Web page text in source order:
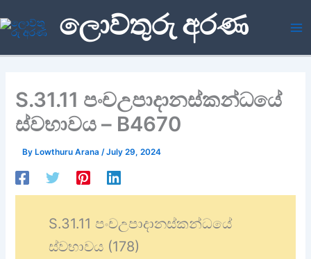
to
content
ලොව්තුරු අරණ
S.31.11 පංචඋපාදානස්කන්ධයේ
ස්වභාවය – B4670
By Lowthuru Arana/July 29, 2024
S.31.11 පංචඋපාදානස්කන්ධයේ
ස්වභාවය (178)